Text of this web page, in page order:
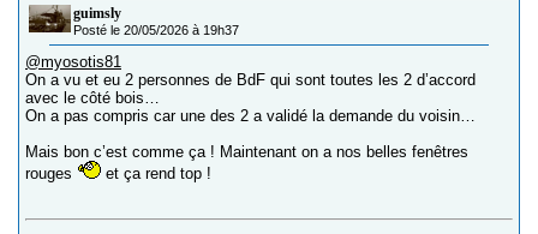
guimsly
Posté le 20/05/2026 à 19h37
@myosotis81
On a vu et eu 2 personnes de BdF qui sont toutes les 2 d’accord
avec le côté bois…
On a pas compris car une des 2 a validé la demande du voisin…
Mais bon c’est comme ça ! Maintenant on a nos belles fenêtres
rouges
et ça rend top !